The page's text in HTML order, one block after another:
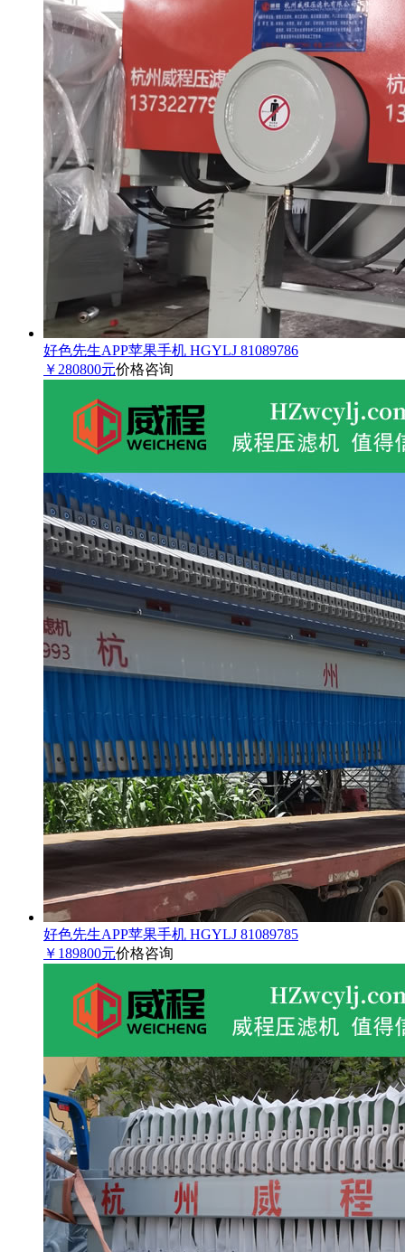
好色先生APP苹果手机 HGYLJ 81089786
￥280800元价格咨询
好色先生APP苹果手机 HGYLJ 81089785
￥189800元价格咨询